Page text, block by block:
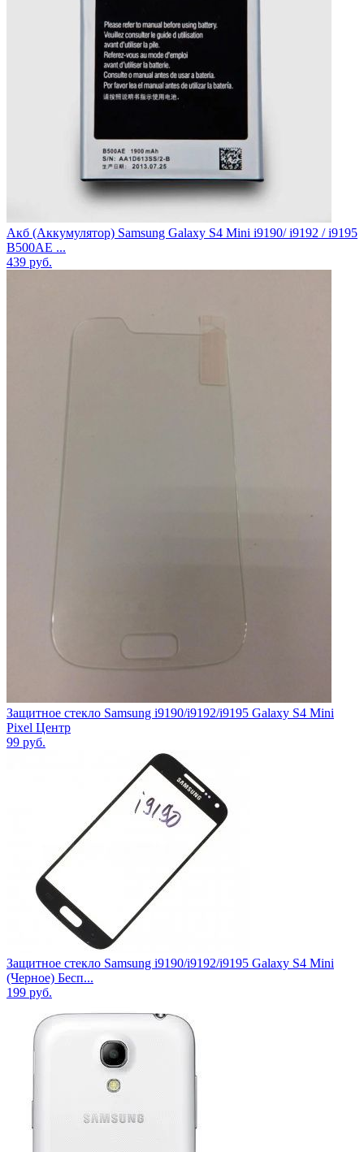
Акб (Аккумулятор) Samsung Galaxy S4 Mini i9190/ i9192 / i9195
B500AE ...
439 руб.
Защитное стекло Samsung i9190/i9192/i9195 Galaxy S4 Mini
Pixel Центр
99 руб.
Защитное стекло Samsung i9190/i9192/i9195 Galaxy S4 Mini
(Черное) Бесп...
199 руб.